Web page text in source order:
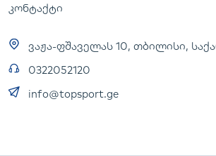
კონტაქტი
ვაჟა-ფშაველას 10, თბილისი,
0322052120
info@topsport.ge